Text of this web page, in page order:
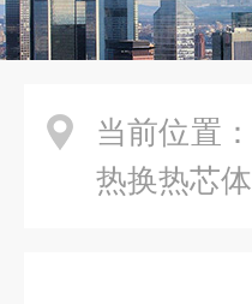
当前位置：
热换热芯体